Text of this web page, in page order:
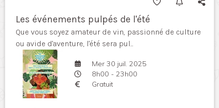
Les événements pulpés de l'été
Que vous soyez amateur de vin, passionné de culture
ou avide d'aventure, l'été sera pul...
Mer 30 juil. 2025
8h00 - 23h00
Gratuit